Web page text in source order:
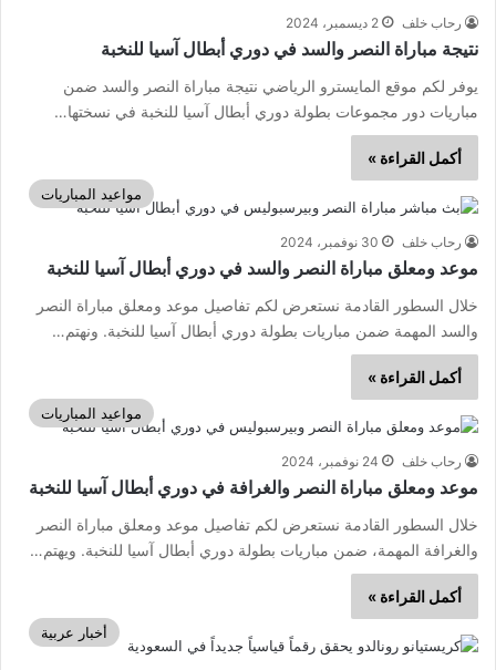
رحاب خلف 2 ديسمبر، 2024
نتيجة مباراة النصر والسد في دوري أبطال آسيا للنخبة
يوفر لكم موقع المايسترو الرياضي نتيجة مباراة النصر والسد ضمن
مباريات دور مجموعات بطولة دوري أبطال آسيا للنخبة في نسختها…
أكمل القراءة »
مواعيد المباريات
رحاب خلف 30 نوفمبر، 2024
موعد ومعلق مباراة النصر والسد في دوري أبطال آسيا للنخبة
خلال السطور القادمة نستعرض لكم تفاصيل موعد ومعلق مباراة النصر
والسد المهمة ضمن مباريات بطولة دوري أبطال آسيا للنخبة. ونهتم…
أكمل القراءة »
مواعيد المباريات
رحاب خلف 24 نوفمبر، 2024
موعد ومعلق مباراة النصر والغرافة في دوري أبطال آسيا للنخبة
خلال السطور القادمة نستعرض لكم تفاصيل موعد ومعلق مباراة النصر
والغرافة المهمة، ضمن مباريات بطولة دوري أبطال آسيا للنخبة. ويهتم…
أكمل القراءة »
أخبار عربية